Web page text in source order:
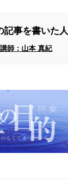
記事を書いた人
師：山本 真紀